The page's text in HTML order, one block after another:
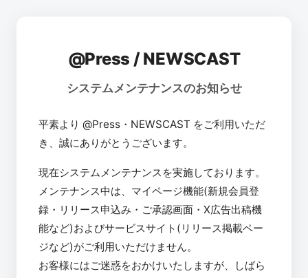
@Press / NEWSCAST
システムメンテナンスのお知らせ
平素より @Press・NEWSCAST をご利用いただ
き、誠にありがとうございます。
現在システムメンテナンスを実施しております。
メンテナンス中は、マイページ機能(新規会員登
録・リリース申込み・ご承認画面・X広告出稿機
能など)およびサービスサイト(リリース掲載ペー
ジなど)がご利用いただけません。
お客様にはご迷惑をおかけいたしますが、しばら